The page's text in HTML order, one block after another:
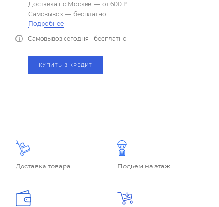
Доставка по Москве — от 600 ₽
Самовывоз — бесплатно
Подробнее
Самовывоз сегодня - бесплатно
КУПИТЬ В КРЕДИТ
Доставка товара Подъем на этаж